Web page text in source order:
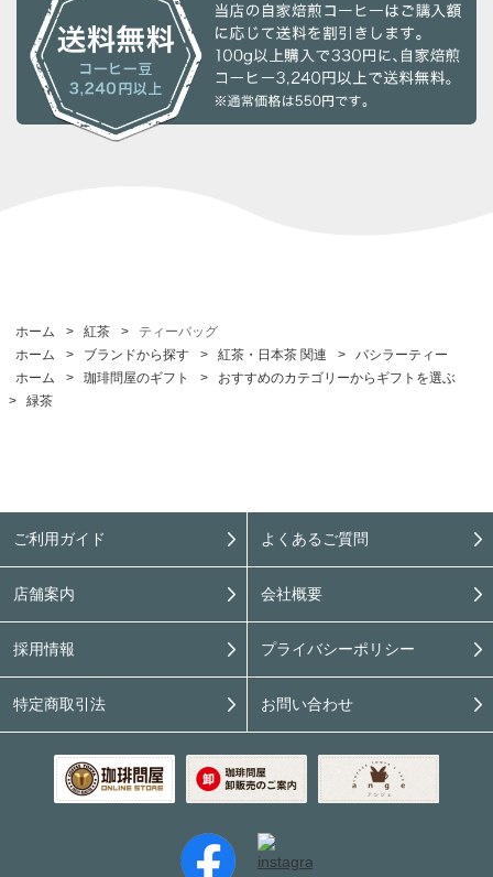
ホーム > 紅茶 >
ティーバッグ
ホーム
> ブランドから探す > 紅茶・日本茶 関連 >
バシラーティー
ホーム
> 珈琲問屋のギフト >
おすすめのカテゴリーからギフトを選ぶ
>
緑茶
ご利用ガイド よくあるご質問
店舗案内 会社概要
採用情報 プライバシーポリシー
特定商取引法 お問い合わせ